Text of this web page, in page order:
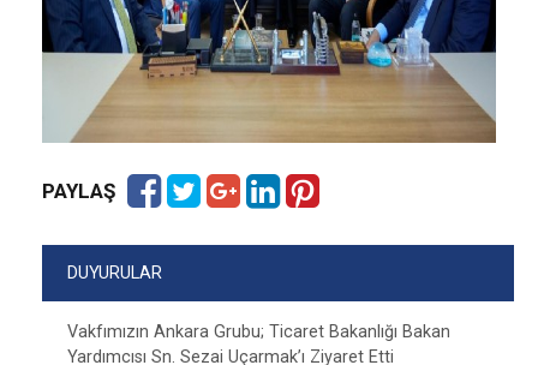
PAYLAŞ
DUYURULAR
Vakfımızın Ankara Grubu; Ticaret Bakanlığı Bakan
Yardımcısı Sn. Sezai Uçarmak’ı Ziyaret Etti